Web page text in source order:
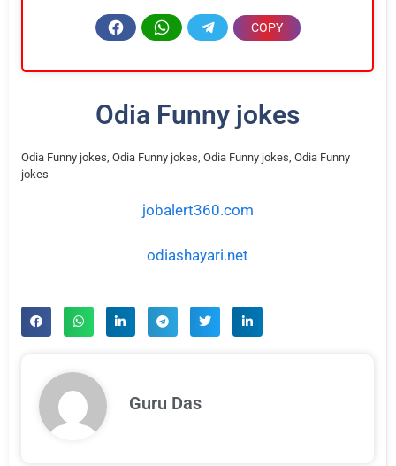
Odia Funny jokes
Odia Funny jokes, Odia Funny jokes, Odia Funny jokes, Odia Funny
jokes
jobalert360.com
odiashayari.net
Guru Das